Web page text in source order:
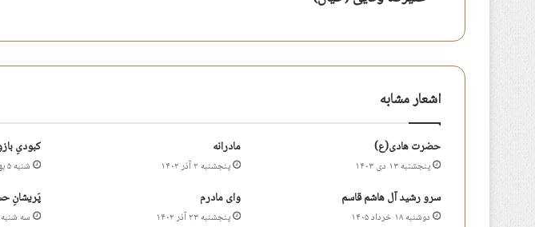
اشعار مشابه
حضرت هادی(ع)
پنجشنبه ۱۳ دی ۱۴۰۳
مادرانه
پنجشنبه ۲ آذر ۱۴۰۲
کبودیِ
شنبه ۵ بهمن ۱۳۹۸
سرو رشید آل هاشم قاسم
دوشنبه ۱۸ خرداد ۱۴۰۵
وای مادرم
پنجشنبه ۲۳ آذر ۱۴۰۲
پَریشانِ
سه شنبه ۲۸ مرداد ۱۳۹۹